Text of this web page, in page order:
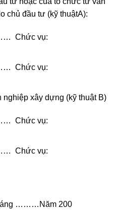
chủ đầu tư (kỹ thuậtA):
Chức vụ:
Chức vụ:
nghiệp xây dựng (kỹ thuật B)
Chức vụ:
Chức vụ:
………Năm 200